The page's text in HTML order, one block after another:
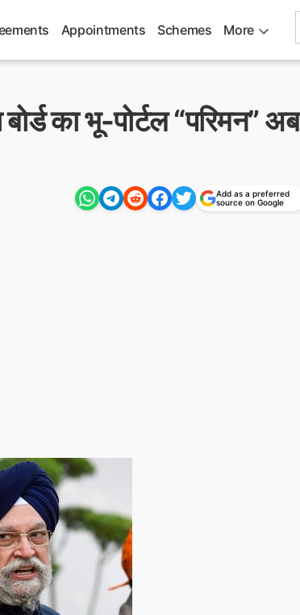
Appointments Schemes More
बोर्ड का भू-पोर्टल “परिमन” अब
Add as a preferred
source on Google